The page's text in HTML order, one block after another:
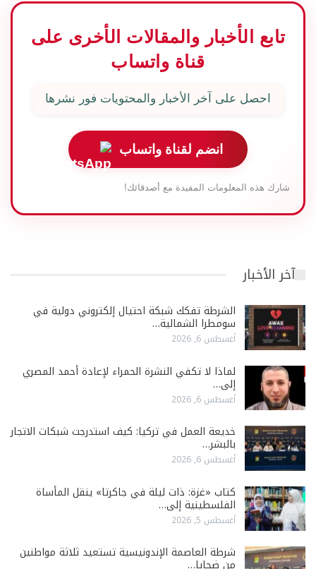
تابع الأخبار والمقالات الأخرى على
قناة واتساب
احصل على آخر الأخبار والمحتويات فور نشرها
انضم لقناة واتساب
شارك هذه المعلومات المفيدة مع أصدقائك!
آخر الأخبار
الشرطة تفكك شبكة احتيال إلكتروني دولية في
سومطرا الشمالية…
أغسطس 6, 2026
لماذا لا تكفي النشرة الحمراء لإعادة أحمد المصري
إلى…
أغسطس 6, 2026
خديعة العمل في تركيا: كيف استدرجت شبكات الاتجار
بالبشر…
أغسطس 6, 2026
كتاب «غزة: ذات ليلة في جاكرتا» ينقل المأساة
الفلسطينية إلى…
أغسطس 5, 2026
شرطة العاصمة الإندونيسية تستعيد ثلاثة مواطنين